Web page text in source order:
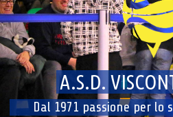
A.S.D.
Dal 1971 passione per lo